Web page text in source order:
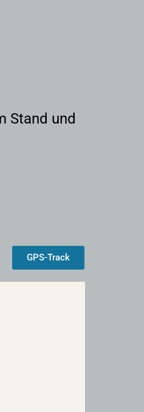
Stand und
GPS-Track